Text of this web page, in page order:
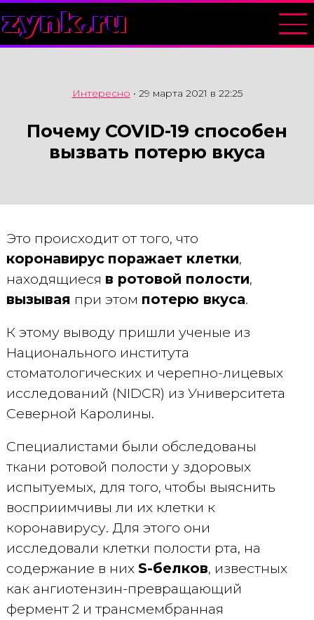
zynk.ru
Интересно • 29 марта 2021 в 22:25
Почему COVID-19 способен
вызвать потерю вкуса
Это происходит от того, что
коронавирус поражает клетки,
находящиеся в ротовой полости,
вызывая при этом потерю вкуса.
К этому выводу пришли ученые из
Национального института
стоматологических и черепно-лицевых
исследований (NIDCR) из Университета
Северной Каролины.
Специалистами были обследованы
ткани ротовой полости у здоровых
испытуемых, для того, чтобы выяснить
восприимчивы ли их клетки к
коронавирусу. Для этого они
исследовали клетки полости рта, на
содержание в них S-белков, известных
как ангиотензин-превращающий
фермент 2 и трансмембранная